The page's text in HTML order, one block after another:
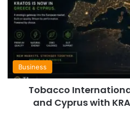
Business
Tobacco
and Cyprus with